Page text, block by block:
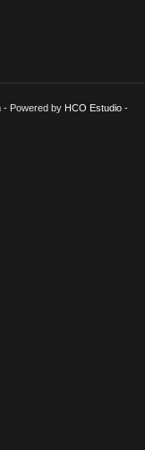
- Powered by HCO Estudio -